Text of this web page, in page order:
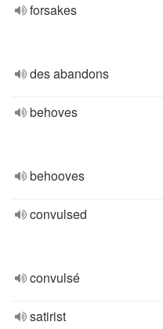
forsakes
des abandons
behoves
behooves
convulsed
convulsé
satirist